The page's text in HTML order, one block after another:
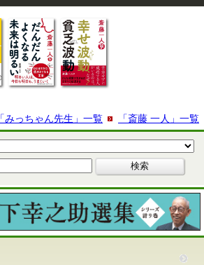
「斎藤 一人」一覧
「みっちゃん先生」一覧